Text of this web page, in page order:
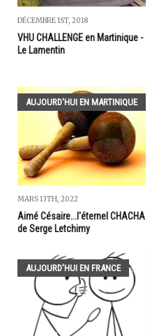
DÉCEMBRE 1ST, 2018
VHU CHALLENGE en Martinique -
Le Lamentin
AUJOURD'HUI EN MARTINIQUE
MARS 13TH, 2022
Aimé Césaire...l'éternel CHACHA
de Serge Letchimy
AUJOURD'HUI EN FRANCE